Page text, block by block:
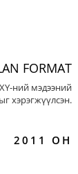
FORMAT
ний мэдээний
хэрэгжүүлсэн.
2011 ОН